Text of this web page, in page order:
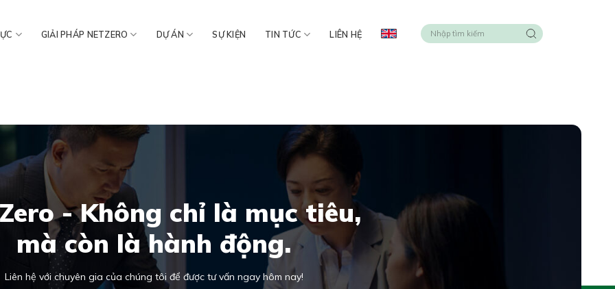
GIẢI PHÁP NETZERO DỰ ÁN SỰ KIỆN TIN TỨC LIÊN HỆ
- Không chỉ là mục tiêu,
mà còn là hành động.
Liên hệ với chuyên gia của chúng tôi để được tư vấn ngay hôm nay!